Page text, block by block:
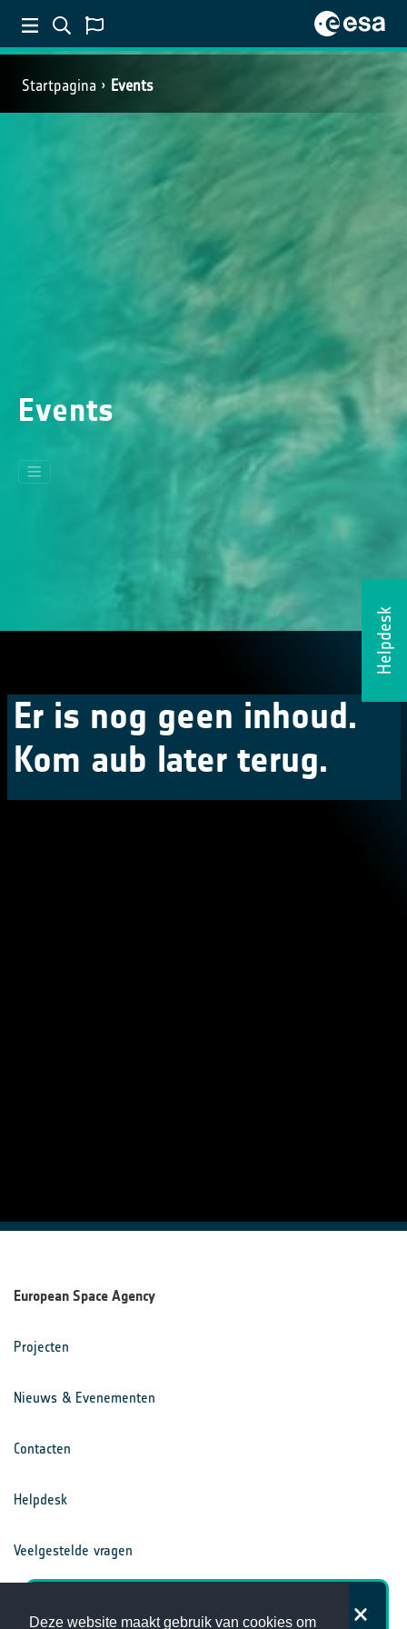
Deze website maakt gebruik van cookies om
Startpagina Events
Helpdesk
Events
Er is nog geen inhoud.
Kom aub later terug.
European Space Agency
Projecten
Nieuws & Evenementen
Contacten
Helpdesk
Veelgestelde vragen
Hoe tevreden bent u over de